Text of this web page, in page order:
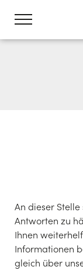
An dieser
Antworten zu
Ihnen
Informationen
gleich über